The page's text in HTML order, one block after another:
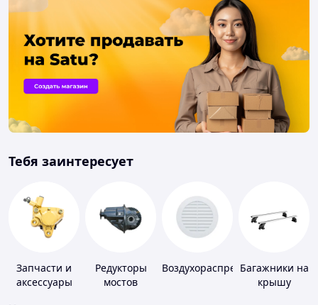
Тебя заинтересует
Запчасти и
аксессуары
Редукторы
мостов
Воздухораспределители
Багажники на
крышу